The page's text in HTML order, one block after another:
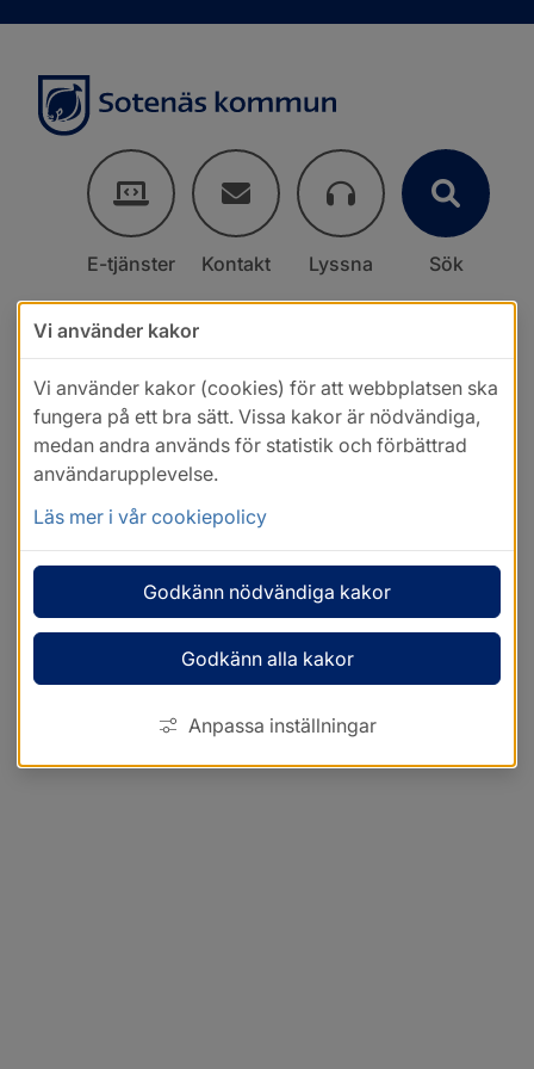
E-tjänster Kontakt Lyssna Sök
Vi använder kakor
Vi använder kakor (cookies) för att webbplatsen ska
fungera på ett bra sätt. Vissa kakor är nödvändiga,
medan andra används för statistik och förbättrad
användarupplevelse.
Läs mer i vår cookiepolicy
Godkänn nödvändiga kakor
Godkänn alla kakor
Anpassa inställningar